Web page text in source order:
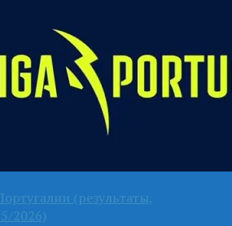
(результаты,
2026)